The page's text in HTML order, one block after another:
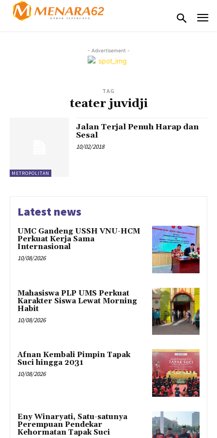
- Advertisement -
TAG
teater juvidji
METROPOLITAN
Jalan Terjal Penuh Harap dan
Sesal
10/02/2018
Latest news
UMC Gandeng USSH VNU-HCM
Perkuat Kerja Sama
Internasional
10/08/2026
Mahasiswa PLP UMS Perkuat
Karakter Siswa Lewat Morning
Habit
10/08/2026
Afnan Kembali Pimpin Tapak
Suci hingga 2031
10/08/2026
Eny Winaryati, Satu-satunya
Perempuan Pendekar
Kehormatan Tapak Suci